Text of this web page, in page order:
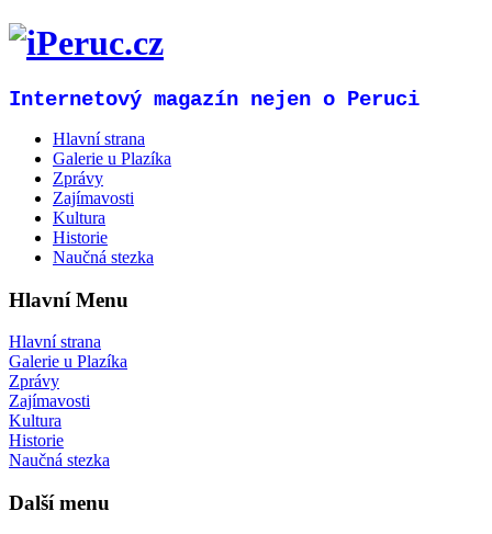
Internetový magazín nejen o Peruci
Hlavní strana
Galerie u Plazíka
Zprávy
Zajímavosti
Kultura
Historie
Naučná stezka
Hlavní Menu
Hlavní strana
Galerie u Plazíka
Zprávy
Zajímavosti
Kultura
Historie
Naučná stezka
Další menu